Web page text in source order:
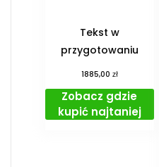
Tekst w
przygotowaniu
1885,00 zł
Zobacz gdzie
kupić najtaniej